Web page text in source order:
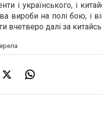
і українського, і
вироби на полі бою, і
вчетверо далі за